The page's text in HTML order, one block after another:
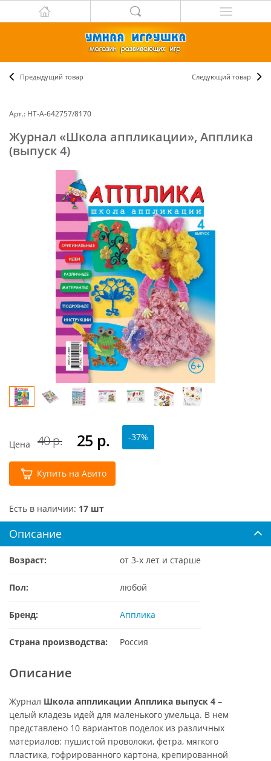
Предыдущий товар Следующий товар
Арт.: НТ-А-642757/8170
Журнал «Школа аппликации», Апплика
(выпуск 4)
Цена 40 р. 25 р. -37%
Купить на Авито
Есть в наличии: 17 шт
Описание
Возраст: от 3-х лет и старше
Пол: любой
Бренд: Апплика
Страна производства: Россия
Описание
Журнал Школа аппликации Апплика выпуск 4 –
целый кладезь идей для маленького умельца. В нем
представлено 10 вариантов поделок из различных
материалов: пушистой проволоки, фетра, мягкого
пластика, гофрированного картона, крепированной